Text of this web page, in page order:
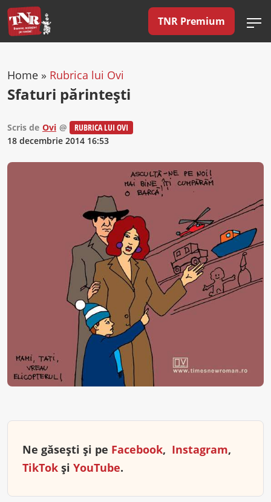
TNR Premium
Home » Rubrica lui Ovi
Sfaturi părinteşti
Scris de Ovi @
RUBRICA LUI OVI
18 decembrie 2014 16:53
Ne găsești și pe Facebook, Instagram,
TikTok și YouTube.